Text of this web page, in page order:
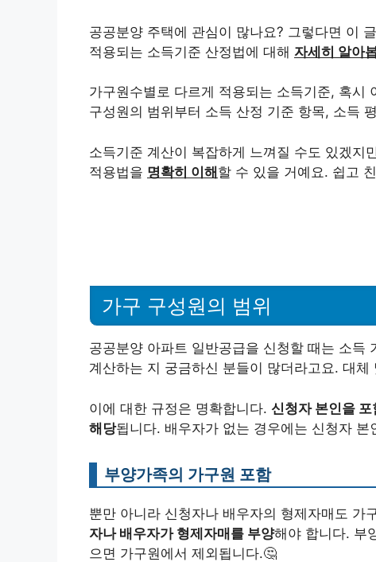
공공분양 주택에 관심이 많나요? 그렇다면 이
적용되는 소득기준 산정법에 대해 자세히 알아
가구원수별로 다르게 적용되는 소득기준, 혹시
구성원의 범위부터 소득 산정 기준 항목, 소득
소득기준 계산이 복잡하게 느껴질 수도 있겠지
적용법을 명확히 이해할 수 있을 거예요. 쉽고
가구 구성원의 범위
공공분양 아파트 일반공급을 신청할 때는 소득
계산하는 지 궁금하신 분들이 많더라고요. 대
이에 대한 규정은 명확합니다. 신청자 본인을
해당됩니다. 배우자가 없는 경우에는 신청자
부양가족의 가구원 포함
뿐만 아니라 신청자나 배우자의 형제자매도 가
자나 배우자가 형제자매를 부양해야 합니다. 부
으면 가구원에서 제외됩니다.🤔